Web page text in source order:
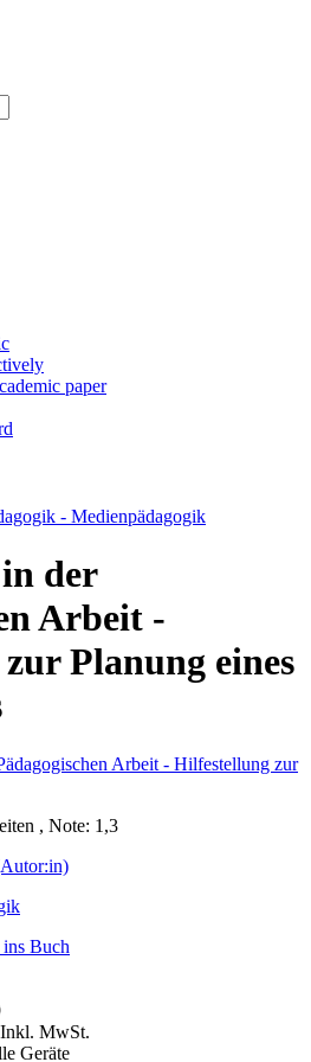
paper
- Medienpädagogik
der
Arbeit -
Planung eines
, Note: 1,3
Buch
MwSt.
Geräte